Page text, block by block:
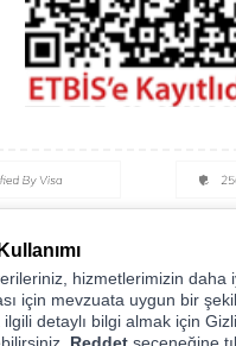
hizmetlerimizin daha
için mevzuata uygun bir
detaylı bilgi almak için